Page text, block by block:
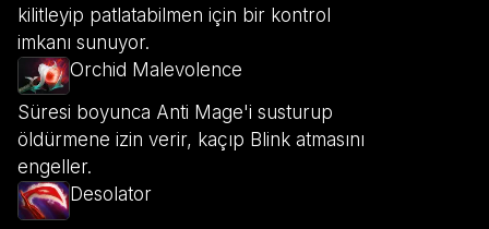
kilitleyip patlatabilmen için bir kontrol
imkanı sunuyor.
Orchid Malevolence
Süresi boyunca Anti Mage'i susturup
öldürmene izin verir, kaçıp Blink atmasını
engeller.
Desolator